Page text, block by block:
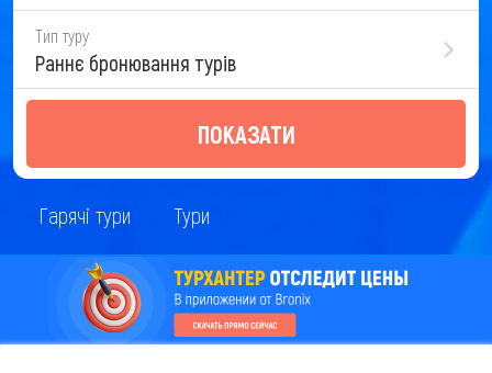
Тип туру
Раннє бронювання турів
ПОКАЗАТИ
Гарячі тури Тури